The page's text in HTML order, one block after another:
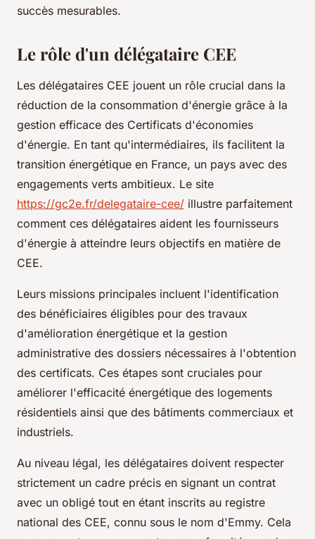
succès mesurables.
Le rôle d'un délégataire CEE
Les délégataires CEE jouent un rôle crucial dans la
réduction de la consommation d'énergie grâce à la
gestion efficace des Certificats d'économies
d'énergie. En tant qu'intermédiaires, ils facilitent la
transition énergétique en France, un pays avec des
engagements verts ambitieux. Le site
https://gc2e.fr/delegataire-cee/ illustre parfaitement
comment ces délégataires aident les fournisseurs
d'énergie à atteindre leurs objectifs en matière de
CEE.
Leurs missions principales incluent l'identification
des bénéficiaires éligibles pour des travaux
d'amélioration énergétique et la gestion
administrative des dossiers nécessaires à l'obtention
des certificats. Ces étapes sont cruciales pour
améliorer l'efficacité énergétique des logements
résidentiels ainsi que des bâtiments commerciaux et
industriels.
Au niveau légal, les délégataires doivent respecter
strictement un cadre précis en signant un contrat
avec un obligé tout en étant inscrits au registre
national des CEE, connu sous le nom d'Emmy. Cela